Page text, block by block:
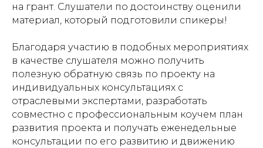
на грант. Слушатели по достоинству оценили
материал, который подготовили спикеры!
Благодаря участию в подобных мероприятиях
в качестве слушателя можно получить
полезную обратную связь по проекту на
индивидуальных консультациях с
отраслевыми экспертами, разработать
совместно с профессиональным коучем план
развития проекта и получать еженедельные
консультации по его развитию и движению